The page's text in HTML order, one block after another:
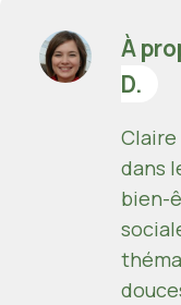
À
D.
dans
bien-